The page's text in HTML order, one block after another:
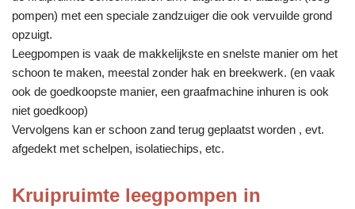
pompen) met een speciale zandzuiger die ook vervuilde grond
opzuigt.
Leegpompen is vaak de makkelijkste en snelste manier om het
schoon te maken, meestal zonder hak en breekwerk. (en vaak
ook de goedkoopste manier, een graafmachine inhuren is ook
niet goedkoop)
Vervolgens kan er schoon zand terug geplaatst worden , evt.
afgedekt met schelpen, isolatiechips, etc.
Kruipruimte leegpompen in